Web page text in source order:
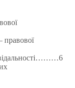
правової